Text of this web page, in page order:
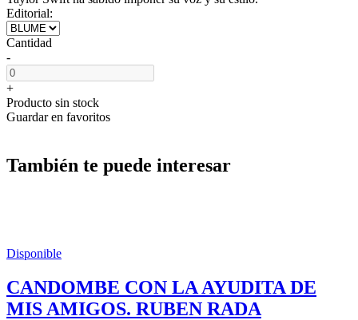
Editorial:
Cantidad
-
+
Producto sin stock
Guardar en favoritos
También te puede interesar
Disponible
CANDOMBE CON LA AYUDITA DE
MIS AMIGOS. RUBEN RADA